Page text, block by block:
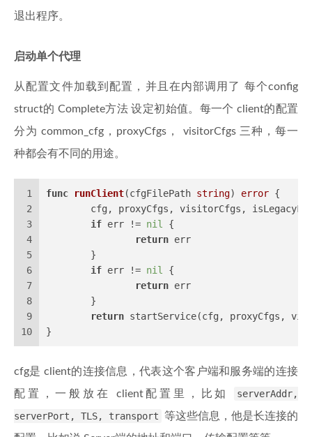
退出程序。
启动单个代理
从配置文件加载到配置，并且在内部调用了 每个config
struct的 Complete方法 设定初始值。每一个 client的配置
分为 common_cfg，proxyCfgs， visitorCfgs 三种，每一
种都会有不同的用途。
1
2
3
4
5
6
7
8
9
10
func runClient(cfgFilePath string) error {
cfg, proxyCfgs, visitorCfgs,
if err != nil
{
return err
	}
if err != nil
{
return err
	}
return startService(cfg, proxyCfgs,
}
cfg是 client的连接信息，代表这个客户端和服务端的连接
配置，一般放在 client配置里，比如
serverAddr,
serverPort, TLS, transport
等这些信息，他是长连接的